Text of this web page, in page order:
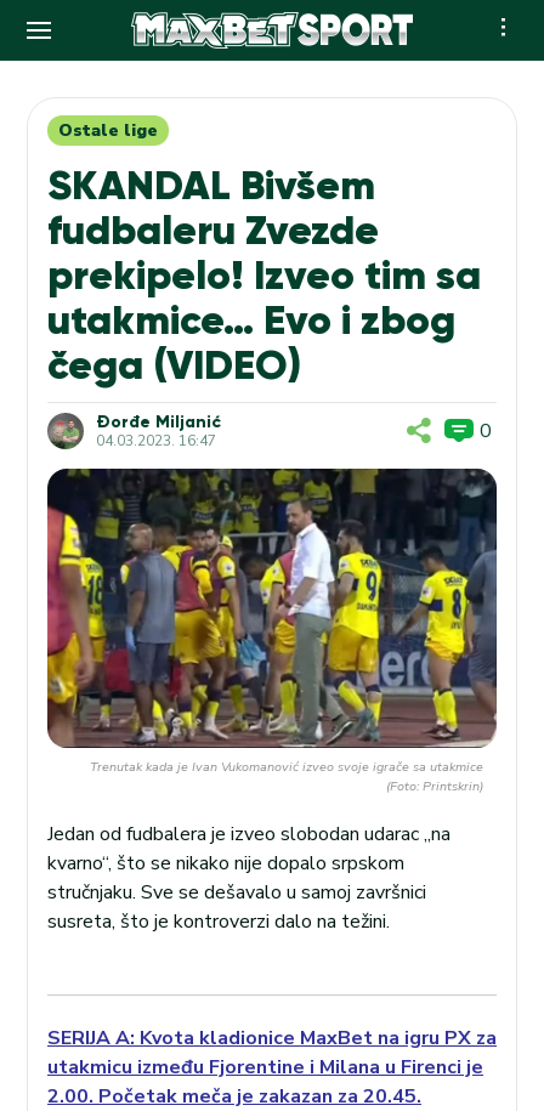
contentOstale lige
SKANDAL Bivšem
fudbaleru Zvezde
prekipelo! Izveo tim sa
utakmice… Evo i zbog
čega (VIDEO)
Đorđe Miljanić
04.03.2023. 16:47 0
Trenutak kada je Ivan Vukomanović izveo svoje igrače sa utakmice
(Foto: Printskrin)
Jedan od fudbalera je izveo slobodan udarac „na
kvarno“, što se nikako nije dopalo srpskom
stručnjaku. Sve se dešavalo u samoj završnici
susreta, što je kontroverzi dalo na težini.
SERIJA A: Kvota kladionice MaxBet na igru PX za
utakmicu između Fjorentine i Milana u Firenci je
2.00. Početak meča je zakazan za 20.45.